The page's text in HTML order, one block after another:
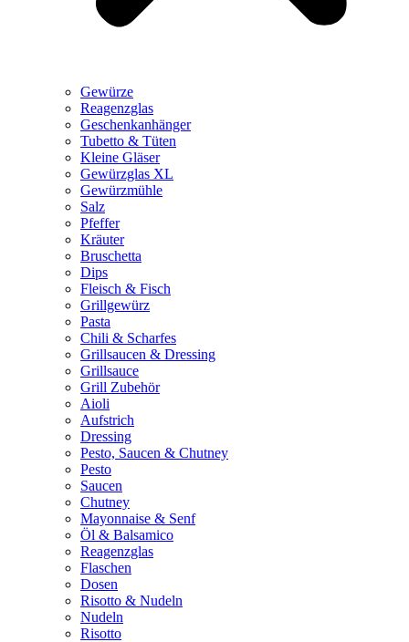
Gewürze
Reagenzglas
Geschenkanhänger
Tubetto & Tüten
Kleine Gläser
Gewürzglas XL
Gewürzmühle
Salz
Pfeffer
Kräuter
Bruschetta
Dips
Fleisch & Fisch
Grillgewürz
Pasta
Chili & Scharfes
Grillsaucen & Dressing
Grillsauce
Grill Zubehör
Aioli
Aufstrich
Dressing
Pesto, Saucen & Chutney
Pesto
Saucen
Chutney
Mayonnaise & Senf
Öl & Balsamico
Reagenzglas
Flaschen
Dosen
Risotto & Nudeln
Nudeln
Risotto